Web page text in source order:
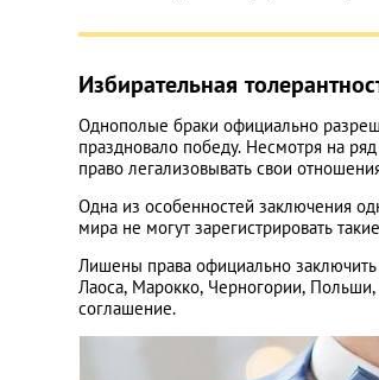
Избирательная
Однополые браки официально
праздновало победу. Несмотря на
право легализовывать свои
Одна из особенностей заключения
мира не могут зарегистрировать
Лишены права официально
Лаоса, Марокко, Черногории,
соглашение.